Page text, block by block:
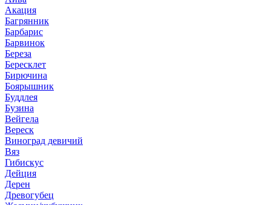
Акация
Багрянник
Барбарис
Барвинок
Береза
Бересклет
Бирючина
Боярышник
Буддлея
Бузина
Вейгела
Вереск
Виноград девичий
Вяз
Гибискус
Дейция
Дерен
Древогубец